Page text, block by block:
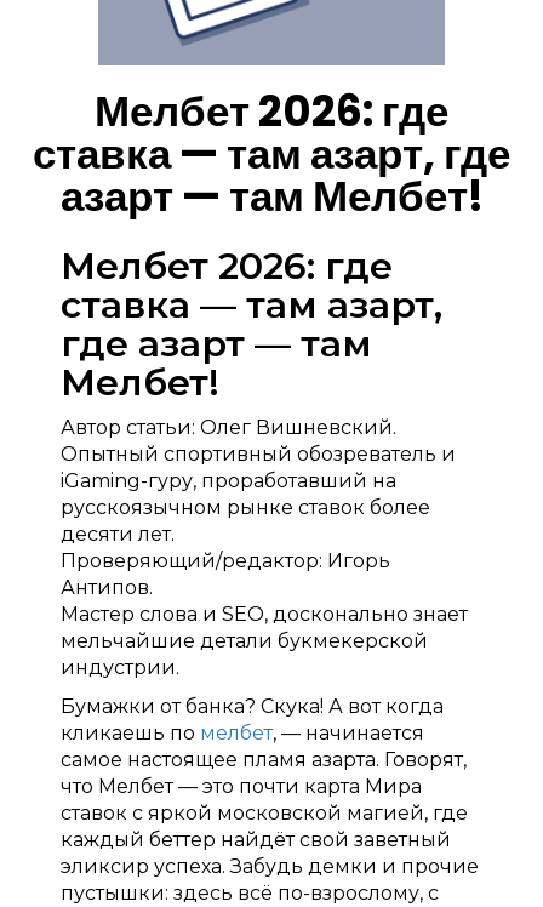
Мелбет 2026: где
ставка — там азарт, где
азарт — там Мелбет!
Мелбет 2026: где
ставка — там азарт,
где азарт — там
Мелбет!
Автор статьи: Олег Вишневский.
Опытный спортивный обозреватель и
iGaming-гуру, проработавший на
русскоязычном рынке ставок более
десяти лет.
Проверяющий/редактор: Игорь
Антипов.
Мастер слова и SEO, досконально знает
мельчайшие детали букмекерской
индустрии.
Бумажки от банка? Скука! А вот когда
кликаешь по мелбет, — начинается
самое настоящее пламя азарта. Говорят,
что Мелбет — это почти карта Мира
ставок с яркой московской магией, где
каждый беттер найдёт свой заветный
эликсир успеха. Забудь демки и прочие
пустышки: здесь всё по-взрослому, с